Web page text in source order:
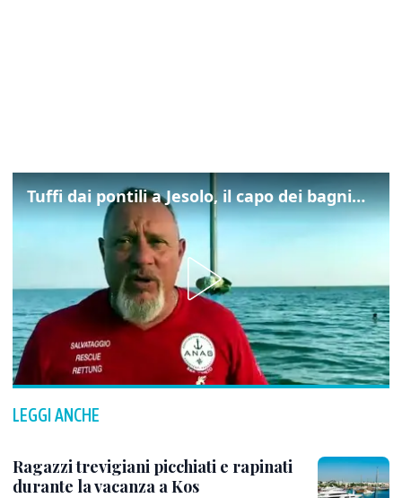
Tuffi dai pontili a Jesolo, il capo dei bagnini: "L'impegno di tutti per evitare altre tragedie"
LEGGI ANCHE
Ragazzi trevigiani picchiati e rapinati
durante la vacanza a Kos